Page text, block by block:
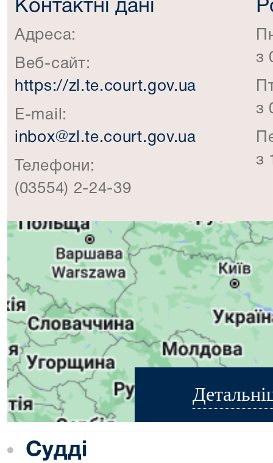
Контактні дані
Адреса:
Веб-сайт:
https://zl.te.court.gov.ua
E-mail:
inbox@zl.te.court.gov.ua
Телефони:
(03554) 2-24-39
з
з
з
Судді